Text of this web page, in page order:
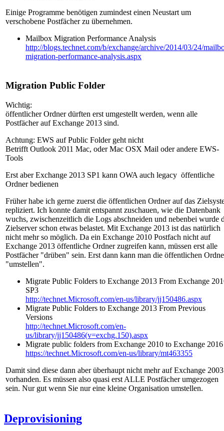
Einige Programme benötigen zumindest einen Neustart um
verschobene Postfächer zu übernehmen.
Mailbox Migration Performance Analysis
http://blogs.technet.com/b/exchange/archive/2014/03/24/
migration-performance-analysis.aspx
Migration Public Folder
Wichtig:
öffentlicher Ordner dürften erst umgestellt werden, wenn alle
Postfächer auf Exchange 2013 sind.
Achtung: EWS auf Public Folder geht nicht
Betrifft Outlook 2011 Mac, oder Mac OSX Mail oder andere EWS-
Tools
Erst aber Exchange 2013 SP1 kann OWA auch legacy öffentliche
Ordner bedienen
Früher habe ich gerne zuerst die öffentlichen Ordner auf das
repliziert. Ich konnte damit entspannt zuschauen, wie die Datenbank
wuchs, zwischenzeitlich die Logs abschneiden und nebenbei wurde
Zielserver schon etwas belastet. Mit Exchange 2013 ist das natürlich
nicht mehr so möglich. Da ein Exchange 2010 Postfach nicht auf
Exchange 2013 öffentliche Ordner zugreifen kann, müssen erst alle
Postfächer "drüben" sein. Erst dann kann man die öffentlichen
"umstellen".
Migrate Public Folders to Exchange 2013 From Exchange
SP3
http://technet.Microsoft.com/en-us/library/jj150486.aspx
Migrate Public Folders to Exchange 2013 From Previous
Versions
http://technet.Microsoft.com/en-
us/library/jj150486(v=exchg.150).aspx
Migrate public folders from Exchange 2010 to Exchange 2016
https://technet.Microsoft.com/en-us/library/mt463355
Damit sind diese dann aber überhaupt nicht mehr auf Exchange 2003
vorhanden. Es müssen also quasi erst ALLE Postfächer umgezogen
sein. Nur gut wenn Sie nur eine kleine Organisation umstellen.
Deprovisioning